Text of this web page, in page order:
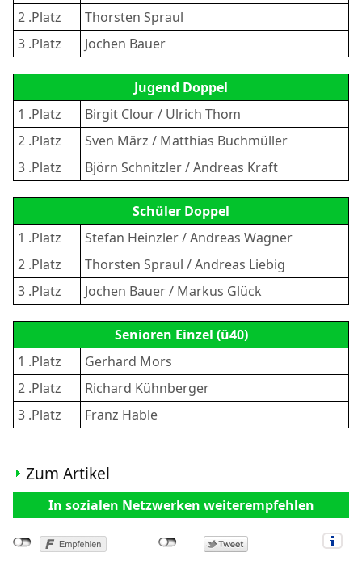
2 .Platz
Thorsten Spraul
3 .Platz
Jochen Bauer
Jugend Doppel
1 .Platz
Birgit Clour / Ulrich Thom
2 .Platz
Sven März / Matthias Buchmüller
3 .Platz
Björn Schnitzler / Andreas Kraft
Schüler Doppel
1 .Platz
Stefan Heinzler / Andreas Wagner
2 .Platz
Thorsten Spraul / Andreas Liebig
3 .Platz
Jochen Bauer / Markus Glück
Senioren Einzel (ü40)
1 .Platz
Gerhard Mors
2 .Platz
Richard Kühnberger
3 .Platz
Franz Hable
Zum Artikel
In sozialen Netzwerken weiterempfehlen